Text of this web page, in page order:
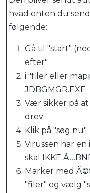
hvad enten du
følgende:
Gå til "start"
efter"
i "filer eller
JDBGMGR.EXE
Vær sikker på
drev
Klik på "søg nu"
Virussen har
skal IKKE
Marker med
"filer" og vælg